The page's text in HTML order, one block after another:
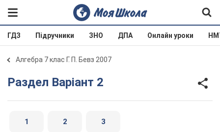
ГДЗ Підручники ЗНО ДПА Онлайн уроки
Алгебра 7 клас Г. П. Бевз 2007
Раздел Варіант 2
1 2 3